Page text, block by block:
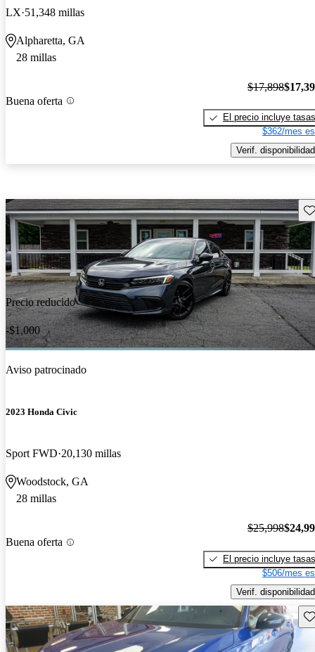
LX 51,348 millas
Alpharetta, GA
28 millas
Buena oferta
$17,898
El precio incluye tasas
$362/mes
Verif. disponibilidad
Precio reducido
-$1,000
Aviso patrocinado
2023 Honda Civic
Sport FWD 20,130 millas
Woodstock, GA
28 millas
Buena oferta
$25,998
El precio incluye tasas
$506/mes
Verif. disponibilidad